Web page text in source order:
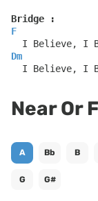
Bridge :
F
I Believe, I
Dm
I Believe, I
Near Or
A Bb B
G G#